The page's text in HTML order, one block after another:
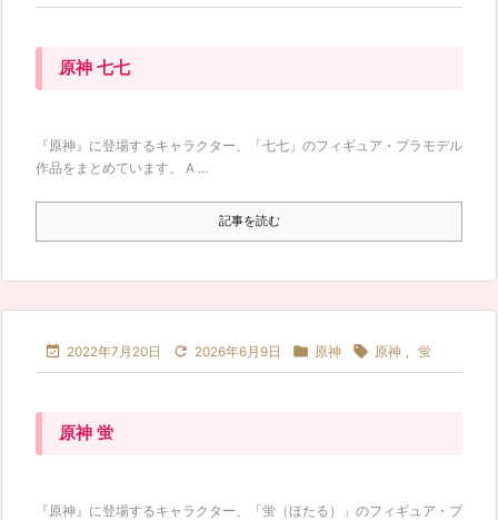
原神 七七
『原神』に登場するキャラクター、「七七」のフィギュア・プラモデル
作品をまとめています。 A ...
記事を読む
 2022年7月20日  2026年6月9日  原神  原神 , 蛍
原神 蛍
『原神』に登場するキャラクター、「蛍（ほたる）」のフィギュア・プ